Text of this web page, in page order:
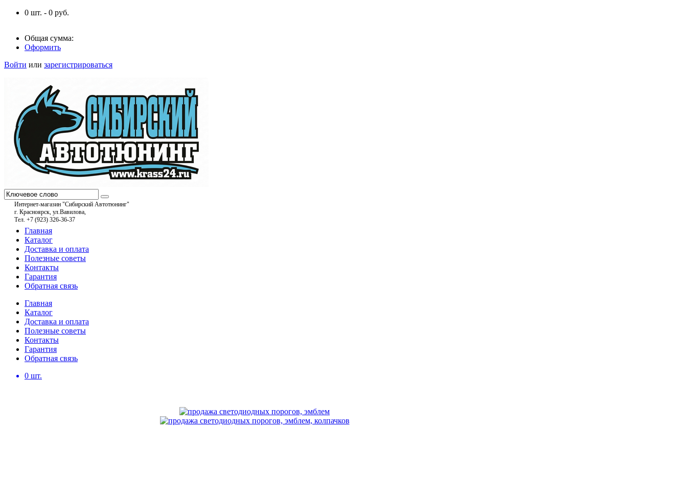
0 шт. - 0 руб.
Общая сумма:
Оформить
Войти или зарегистрироваться
Интернет-магазин "Сибирский Автотюнинг"
г. Красноярск, ул.Вавилова,
Тел. +7 (923) 326-36-37
Главная
Каталог
Доставка и оплата
Полезные советы
Контакты
Гарантия
Обратная связь
Главная
Каталог
Доставка и оплата
Полезные советы
Контакты
Гарантия
Обратная связь
0 шт.